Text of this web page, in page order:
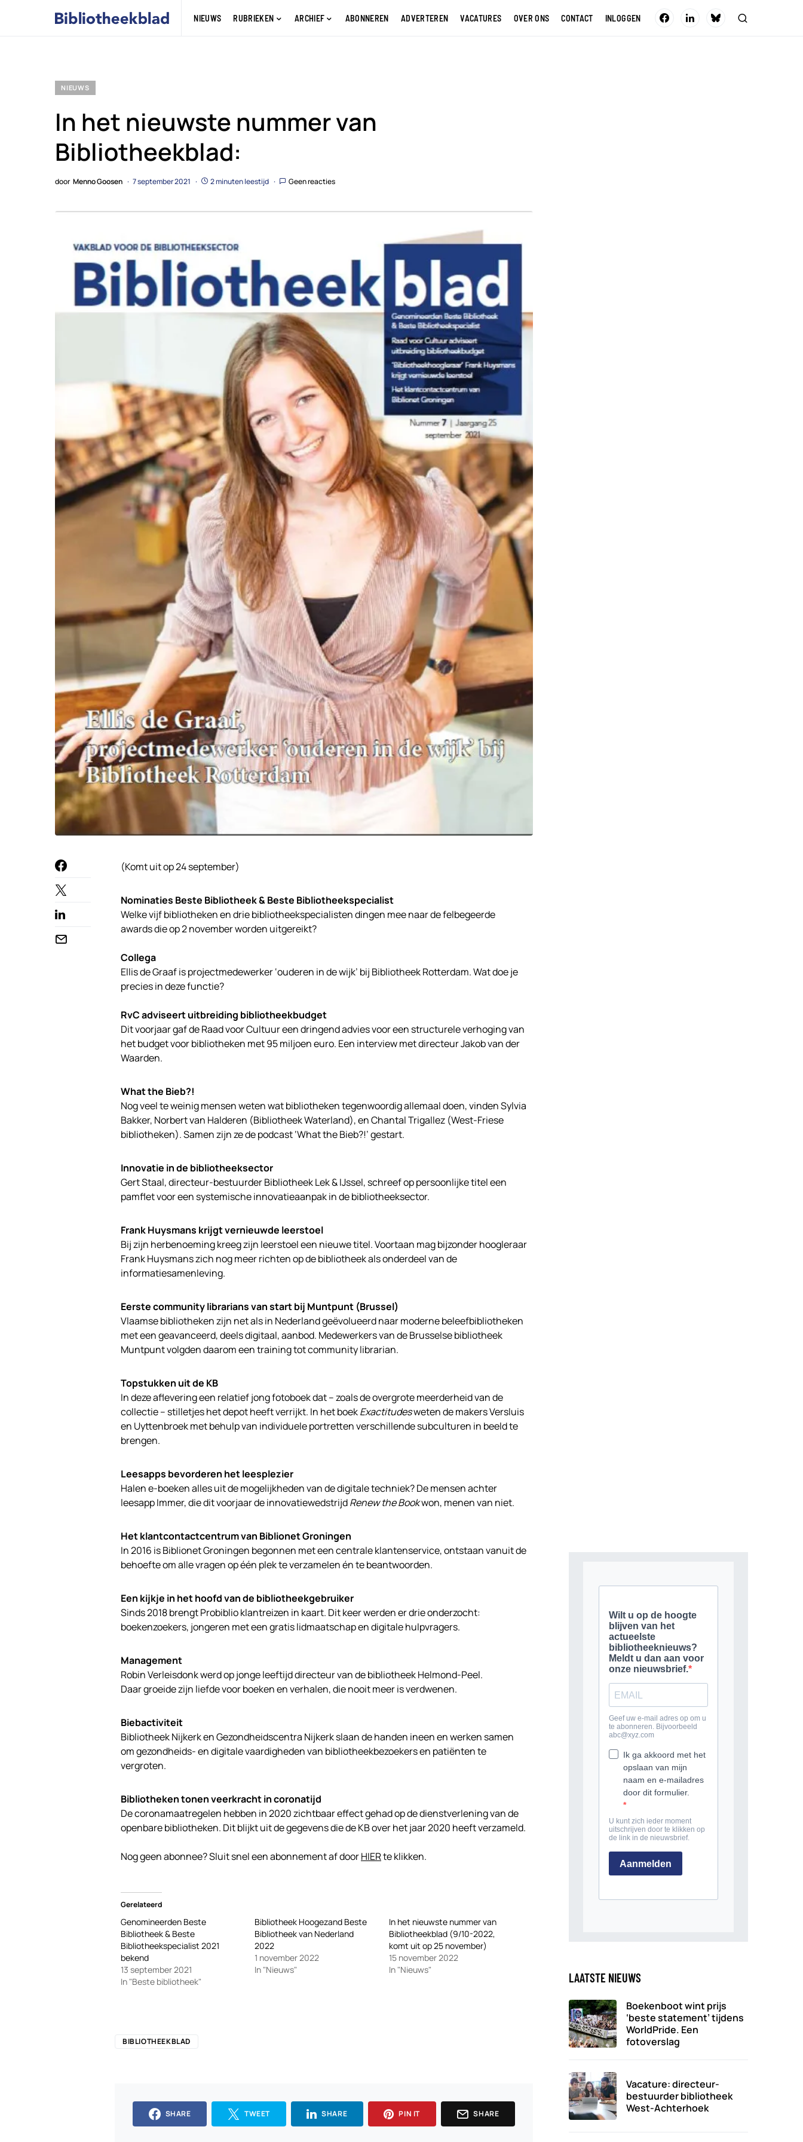
NIEUWS RUBRIEKEN ARCHIEF ABONNEREN ADVERTEREN VACATURES OVER ONS CONTACT INLOGGEN
NIEUWS
In het nieuwste nummer van
Bibliotheekblad:
door Menno Goosen 7 september 2021 2 minuten leestijd Geen reacties
(Komt uit op 24 september)
Nominaties Beste Bibliotheek & Beste Bibliotheekspecialist
Welke vijf bibliotheken en drie bibliotheekspecialisten dingen mee naar de felbegeerde
awards die op 2 november worden uitgereikt?
Collega
Ellis de Graaf is projectmedewerker ‘ouderen in de wijk’ bij Bibliotheek Rotterdam. Wat doe je
precies in deze functie?
RvC adviseert uitbreiding bibliotheekbudget
Dit voorjaar gaf de Raad voor Cultuur een dringend advies voor een structurele verhoging van
het budget voor bibliotheken met 95 miljoen euro. Een interview met directeur Jakob van der
Waarden.
What the Bieb?!
Nog veel te weinig mensen weten wat bibliotheken tegenwoordig allemaal doen, vinden Sylvia
Bakker, Norbert van Halderen (Bibliotheek Waterland), en Chantal Trigallez (West-Friese
bibliotheken). Samen zijn ze de podcast ‘What the Bieb?!’ gestart.
Innovatie in de bibliotheeksector
Gert Staal, directeur-bestuurder Bibliotheek Lek & IJssel, schreef op persoonlijke titel een
pamflet voor een systemische innovatieaanpak in de bibliotheeksector.
Frank Huysmans krijgt vernieuwde leerstoel
Bij zijn herbenoeming kreeg zijn leerstoel een nieuwe titel. Voortaan mag bijzonder hoogleraar
Frank Huysmans zich nog meer richten op de bibliotheek als onderdeel van de
informatiesamenleving.
Eerste community librarians van start bij Muntpunt (Brussel)
Vlaamse bibliotheken zijn net als in Nederland geëvolueerd naar moderne beleefbibliotheken
met een geavanceerd, deels digitaal, aanbod. Medewerkers van de Brusselse bibliotheek
Muntpunt volgden daarom een training tot community librarian.
Topstukken uit de KB
In deze aflevering een relatief jong fotoboek dat – zoals de overgrote meerderheid van de
collectie – stilletjes het depot heeft verrijkt. In het boekExactitudesweten de makers Versluis
en Uyttenbroek met behulp van individuele portretten verschillende subculturen in beeld te
brengen.
Leesapps bevorderen het leesplezier
Halen e-boeken alles uit de mogelijkheden van de digitale techniek? De mensen achter
leesapp Immer, die dit voorjaar de innovatiewedstrijdRenew the Bookwon, menen van niet.
Het klantcontactcentrum van Biblionet Groningen
In 2016 is Biblionet Groningen begonnen met een centrale klantenservice, ontstaan vanuit de
behoefte om alle vragen op één plek te verzamelen én te beantwoorden.
Een kijkje in het hoofd van de bibliotheekgebruiker
Sinds 2018 brengt Probiblio klantreizen in kaart. Dit keer werden er drie onderzocht:
boekenzoekers, jongeren met een gratis lidmaatschap en digitale hulpvragers.
Management
Robin Verleisdonk werd op jonge leeftijd directeur van de bibliotheek Helmond-Peel.
Daar groeide zijn liefde voor boeken en verhalen, die nooit meer is verdwenen.
Biebactiviteit
Bibliotheek Nijkerk en Gezondheidscentra Nijkerk slaan de handen ineen en werken samen
om gezondheids- en digitale vaardigheden van bibliotheekbezoekers en patiënten te
vergroten.
Bibliotheken tonen veerkracht in coronatijd
De coronamaatregelen hebben in 2020 zichtbaar effect gehad op de dienstverlening van de
openbare bibliotheken. Dit blijkt uit de gegevens die de KB over het jaar 2020 heeft verzameld.
Nog geen abonnee? Sluit snel een abonnement af doorHIERte klikken.
Gerelateerd
Genomineerden Beste
Bibliotheek & Beste
Bibliotheekspecialist 2021
bekend
13 september 2021
In "Beste bibliotheek"
Bibliotheek Hoogezand Beste
Bibliotheek van Nederland
2022
1 november 2022
In "Nieuws"
In het nieuwste nummer van
Bibliotheekblad (9/10-2022,
komt uit op 25 november)
15 november 2022
In "Nieuws"
BIBLIOTHEEKBLAD
SHARE TWEET SHARE PIN IT SHARE
LAATSTE NIEUWS
Boekenboot wint prijs
‘beste statement’ tijdens
WorldPride. Een
fotoverslag
Vacature: directeur-
bestuurder bibliotheek
West-Achterhoek